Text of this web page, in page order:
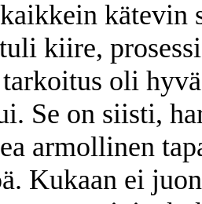
kätevin
kiire,
oli
Se on siisti,
armollinen
Kukaan ei